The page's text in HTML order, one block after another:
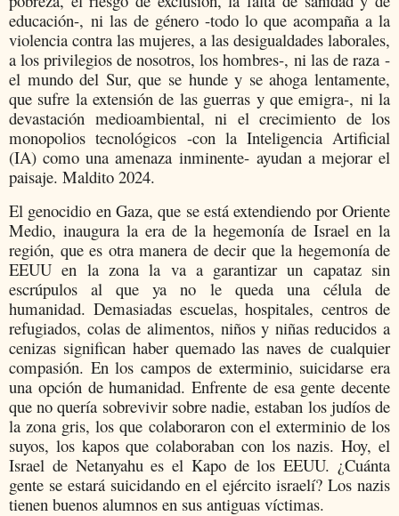
educación-, ni las de género -todo lo que acompaña a la
violencia contra las mujeres, a las desigualdades laborales,
a los privilegios de nosotros, los hombres-, ni las de raza -
el mundo del Sur, que se hunde y se ahoga lentamente,
que sufre la extensión de las guerras y que emigra-, ni la
devastación medioambiental, ni el crecimiento de los
monopolios tecnológicos -con la Inteligencia Artificial
(IA) como una amenaza inminente- ayudan a mejorar el
paisaje. Maldito 2024.
El genocidio en Gaza, que se está extendiendo por Oriente
Medio, inaugura la era de la hegemonía de Israel en la
región, que es otra manera de decir que la hegemonía de
EEUU en la zona la va a garantizar un capataz sin
escrúpulos al que ya no le queda una célula de
humanidad. Demasiadas escuelas, hospitales, centros de
refugiados, colas de alimentos, niños y niñas reducidos a
cenizas significan haber quemado las naves de cualquier
compasión. En los campos de exterminio, suicidarse era
una opción de humanidad. Enfrente de esa gente decente
que no quería sobrevivir sobre nadie, estaban los judíos de
la zona gris, los que colaboraron con el exterminio de los
suyos, los kapos que colaboraban con los nazis. Hoy, el
Israel de Netanyahu es el Kapo de los EEUU. ¿Cuánta
gente se estará suicidando en el ejército israelí? Los nazis
tienen buenos alumnos en sus antiguas víctimas.